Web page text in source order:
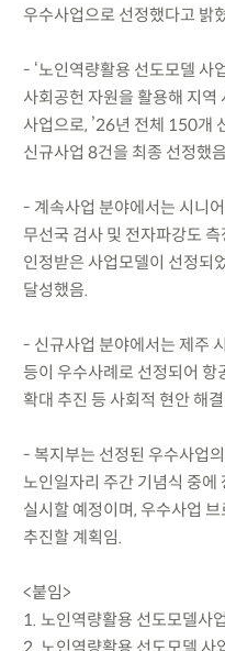
우수사업으로 선정했다고 밝
- ‘노인역량활용 선도모델 사
사회공헌 자원을 활용해 지역
사업으로, ’26년 전체 150개
신규사업 8건을 최종 선정했
- 계속사업 분야에서는 시니
무선국 검사 및 전자파강도
인정받은 사업모델이 선정되
달성했음.
- 신규사업 분야에서는 제주
등이 우수사례로 선정되어 항
확대 추진 등 사회적 현안 해
- 복지부는 선정된 우수사업
노인일자리 주간 기념식 중
실시할 예정이며, 우수사업
추진할 계획임.
<붙임>
1. 노인역량활용 선도모델사
2. 노인역량활용 선도모델 사